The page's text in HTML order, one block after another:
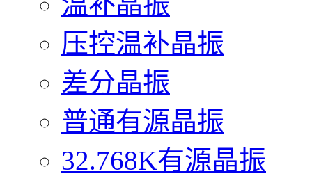
压控温补晶振
差分晶振
普通有源晶振
32.768K有源晶振